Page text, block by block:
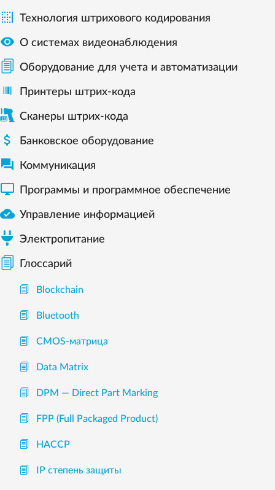
 Технология штрихового кодирования
 О системах видеонаблюдения
Оборудование для учета и автоматизации
Принтеры штрих-кода
Сканеры штрих-кода
 Банковское оборудование
 Коммуникация
 Программы и программное обеспечение
 Управление информацией
Электропитание
Глоссарий
Blockchain
Bluetooth
CMOS-матрица
Data Matrix
DPM — Direct Part Marking
FPP (Full Packaged Product)
HACCP
IP степень защиты